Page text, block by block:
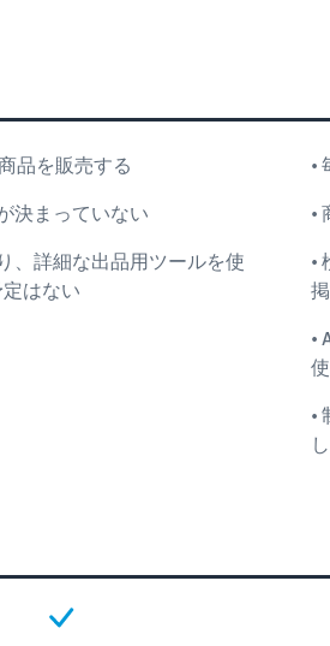
品を販売する
•
決まっていない
•
、詳細な出品用ツールを使
はない
•
•
•